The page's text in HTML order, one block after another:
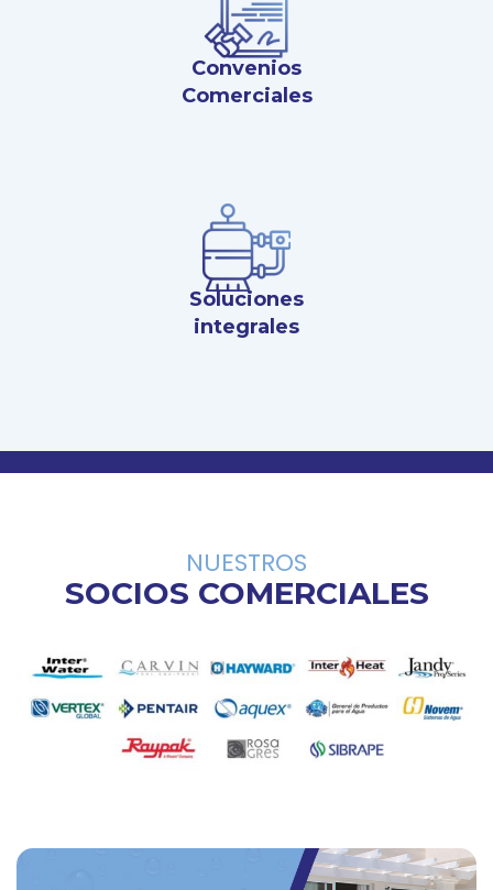
Convenios
Comerciales
Soluciones
integrales
NUESTROS
SOCIOS COMERCIALES